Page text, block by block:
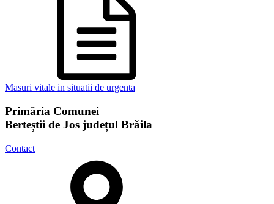
Masuri vitale in situatii de urgenta
Primăria Comunei
Berteștii de Jos județul Brăila
Contact